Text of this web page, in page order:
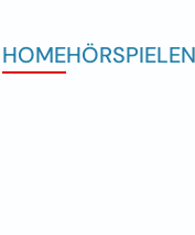
HOMEHÖRSPIELE